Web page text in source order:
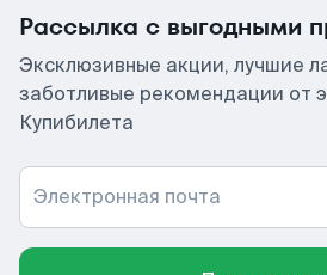
Рассылка с выгодными
Эксклюзивные акции, лучшие
заботливые рекомендации от
Купибилета
Электронная почта